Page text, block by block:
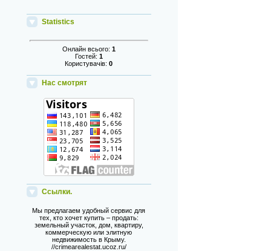
Statistics
Онлайн всього: 1
Гостей: 1
Користувачів:0
Нас смотрят
Ссылки.
Мы предлагаем удобный сервис для
тех, кто хочет купить – продать:
земельный участок, дом, квартиру,
коммерческую или элитную
недвижимость в Крыму.
//crimearealestat.ucoz.ru/